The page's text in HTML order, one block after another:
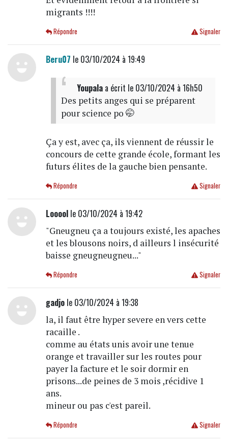
migrants !!!!
Signaler
Répondre
Beru07 le 03/10/2024 à 19:49
Youpalaa écrit le 03/10/2024 à 16h50
Des petits anges qui se préparent
pour science po 🤭
Ça y est, avec ça, ils viennent de réussir le
concours de cette grande école, formant les
futurs élites de la gauche bien pensante.
Signaler
Répondre
Loooolle 03/10/2024 à 19:42
"Gneugneu ça a toujours existé, les apaches
et les blousons noirs, d ailleurs l insécurité
baisse gneugneugneu..."
Signaler
Répondre
gadjole 03/10/2024 à 19:38
la, il faut être hyper severe en vers cette
racaille .
comme au états unis avoir une tenue
orange et travailler sur les routes pour
payer la facture et le soir dormir en
prisons...de peines de 3 mois ,récidive 1
ans.
mineur ou pas c'est pareil.
Signaler
Répondre